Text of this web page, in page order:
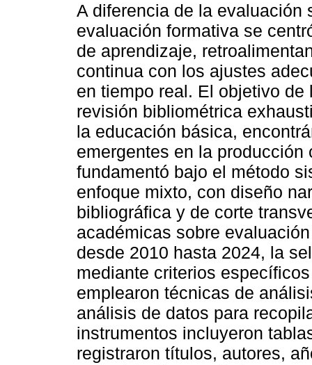
A diferencia de la evaluación
evaluación formativa se
de aprendizaje,
continua con los ajustes
en tiempo real. El objetivo
revisión bibliométrica
la educación básica,
emergentes en la
fundamentó bajo el método
enfoque mixto, con diseño
bibliográfica y de corte
académicas sobre
desde 2010 hasta 2024, la
mediante criterios
emplearon técnicas de
análisis de datos para
instrumentos incluyeron
registraron títulos, autores,